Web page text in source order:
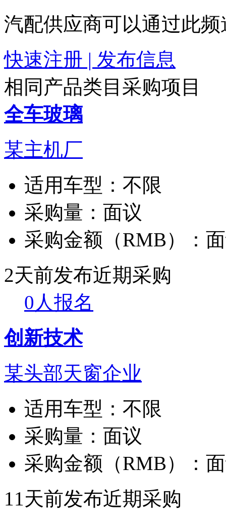
汽配供应商可以通过此
快速注册 | 发布信息
相同产品类目采购项目
全车玻璃
某主机厂
适用车型： 不限
采购量： 面议
采购金额（RMB）：
2天前发布近期采购
0人报名
创新技术
某头部天窗企业
适用车型： 不限
采购量： 面议
采购金额（RMB）：
11天前发布近期采购